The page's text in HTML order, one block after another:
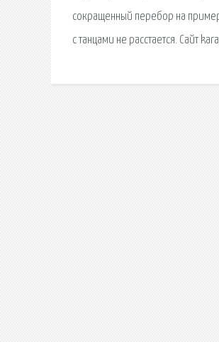
сокращенный перебор на
с танцами не расстается. Сайт